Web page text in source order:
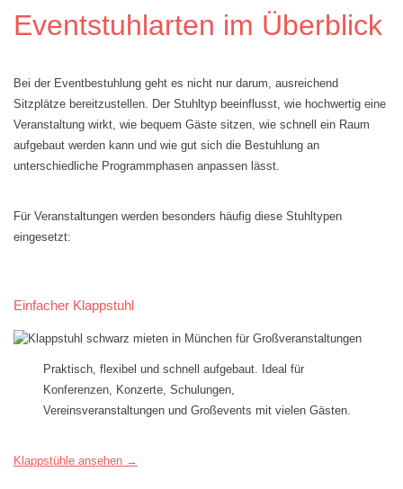
Eventstuhlarten im Überblick
Bei der Eventbestuhlung geht es nicht nur darum, ausreichend
Sitzplätze bereitzustellen. Der Stuhltyp beeinflusst, wie hochwertig eine
Veranstaltung wirkt, wie bequem Gäste sitzen, wie schnell ein Raum
aufgebaut werden kann und wie gut sich die Bestuhlung an
unterschiedliche Programmphasen anpassen lässt.
Für Veranstaltungen werden besonders häufig diese Stuhltypen
eingesetzt:
Einfacher Klappstuhl
Praktisch, flexibel und schnell aufgebaut. Ideal für
Konferenzen, Konzerte, Schulungen,
Vereinsveranstaltungen und Großevents mit vielen Gästen.
Klappstühle ansehen →